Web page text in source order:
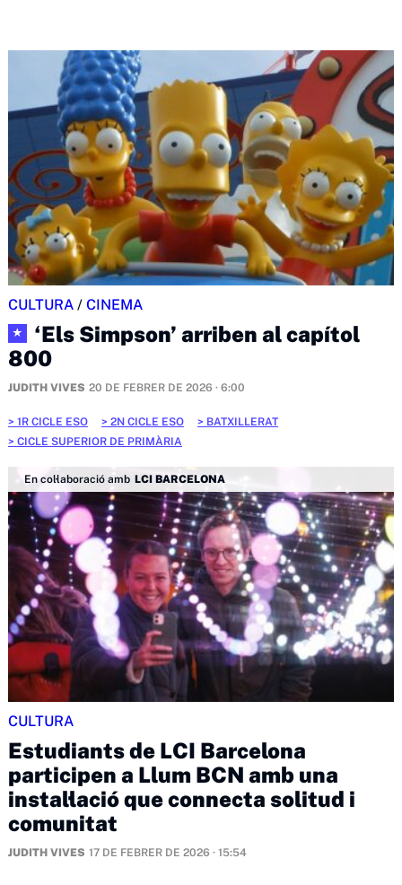
CULTURA / CINEMA
★
‘Els Simpson’ arriben al capítol
800
JUDITH VIVES 20 DE FEBRER DE 2026 · 6:00
1R CICLE ESO 2N CICLE ESO
BATXILLERAT
CICLE SUPERIOR DE PRIMÀRIA
En col·laboració amb LCI BARCELONA
CULTURA
Estudiants de LCI Barcelona
participen a Llum BCN amb una
instal·lació que connecta solitud i
comunitat
JUDITH VIVES 17 DE FEBRER DE 2026 · 15:54